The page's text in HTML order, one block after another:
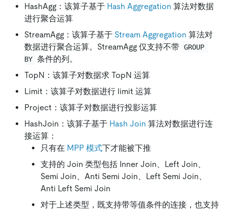
HashAgg：该算子基于 Hash Aggregation 算法对数据
进行聚合运算
StreamAgg：该算子基于 Stream Aggregation 算法对
数据进行聚合运算。StreamAgg 仅支持不带 GROUP
BY 条件的列。
TopN：该算子对数据求 TopN 运算
Limit：该算子对数据进行 limit 运算
Project：该算子对数据进行投影运算
HashJoin：该算子基于 Hash Join 算法对数据进行连
接运算：
只有在 MPP 模式下才能被下推
支持的 Join 类型包括 Inner Join、Left Join、
Semi Join、Anti Semi Join、Left Semi Join、
Anti Left Semi Join
对于上述类型，既支持带等值条件的连接，也支持